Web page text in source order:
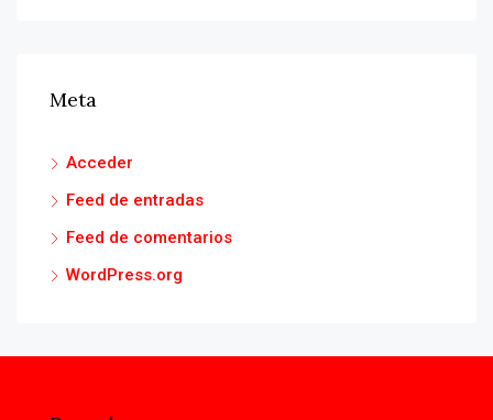
Meta
Acceder
Feed de entradas
Feed de comentarios
WordPress.org